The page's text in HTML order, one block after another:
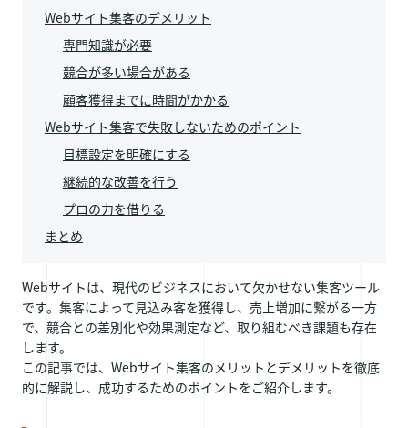
Webサイト集客のデメリット
専門知識が必要
競合が多い場合がある
顧客獲得までに時間がかかる
Webサイト集客で失敗しないためのポイント
目標設定を明確にする
継続的な改善を行う
プロの力を借りる
まとめ
Webサイトは、現代のビジネスにおいて欠かせない集客ツール
です。集客によって見込み客を獲得し、売上増加に繋がる一方
で、競合との差別化や効果測定など、取り組むべき課題も存在
します。
この記事では、Webサイト集客のメリットとデメリットを徹底
的に解説し、成功するためのポイントをご紹介します。